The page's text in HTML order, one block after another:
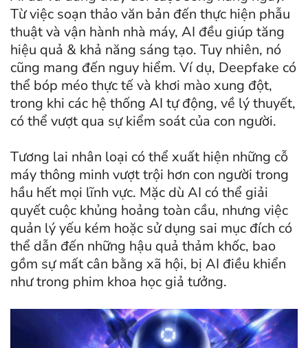
Từ việc soạn thảo văn bản đến thực hiện phẫu
thuật và vận hành nhà máy, AI đều giúp tăng
hiệu quả & khả năng sáng tạo. Tuy nhiên, nó
cũng mang đến nguy hiểm. Ví dụ, Deepfake có
thể bóp méo thực tế và khơi mào xung đột,
trong khi các hệ thống AI tự động, về lý thuyết,
có thể vượt qua sự kiểm soát của con người.
Tương lai nhân loại có thể xuất hiện ​​những cỗ
máy thông minh vượt trội hơn con người trong
hầu hết mọi lĩnh vực. Mặc dù AI có thể giải
quyết cuộc khủng hoảng toàn cầu, nhưng việc
quản lý yếu kém hoặc sử dụng sai mục đích có
thể dẫn đến những hậu quả thảm khốc, bao
gồm sự mất cân bằng xã hội, bị AI điều khiển
như trong phim khoa học giả tưởng.